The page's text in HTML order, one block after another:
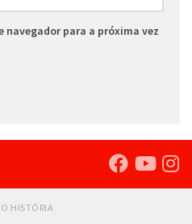
navegador para a próxima vez
HISTÓRIA